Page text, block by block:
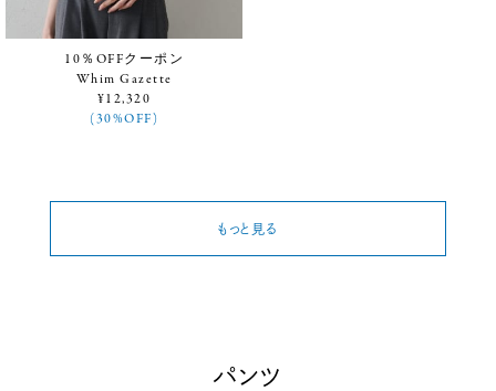
10％OFFクーポン
Whim Gazette
¥12,320
(30%OFF)
もっと見る
パンツ